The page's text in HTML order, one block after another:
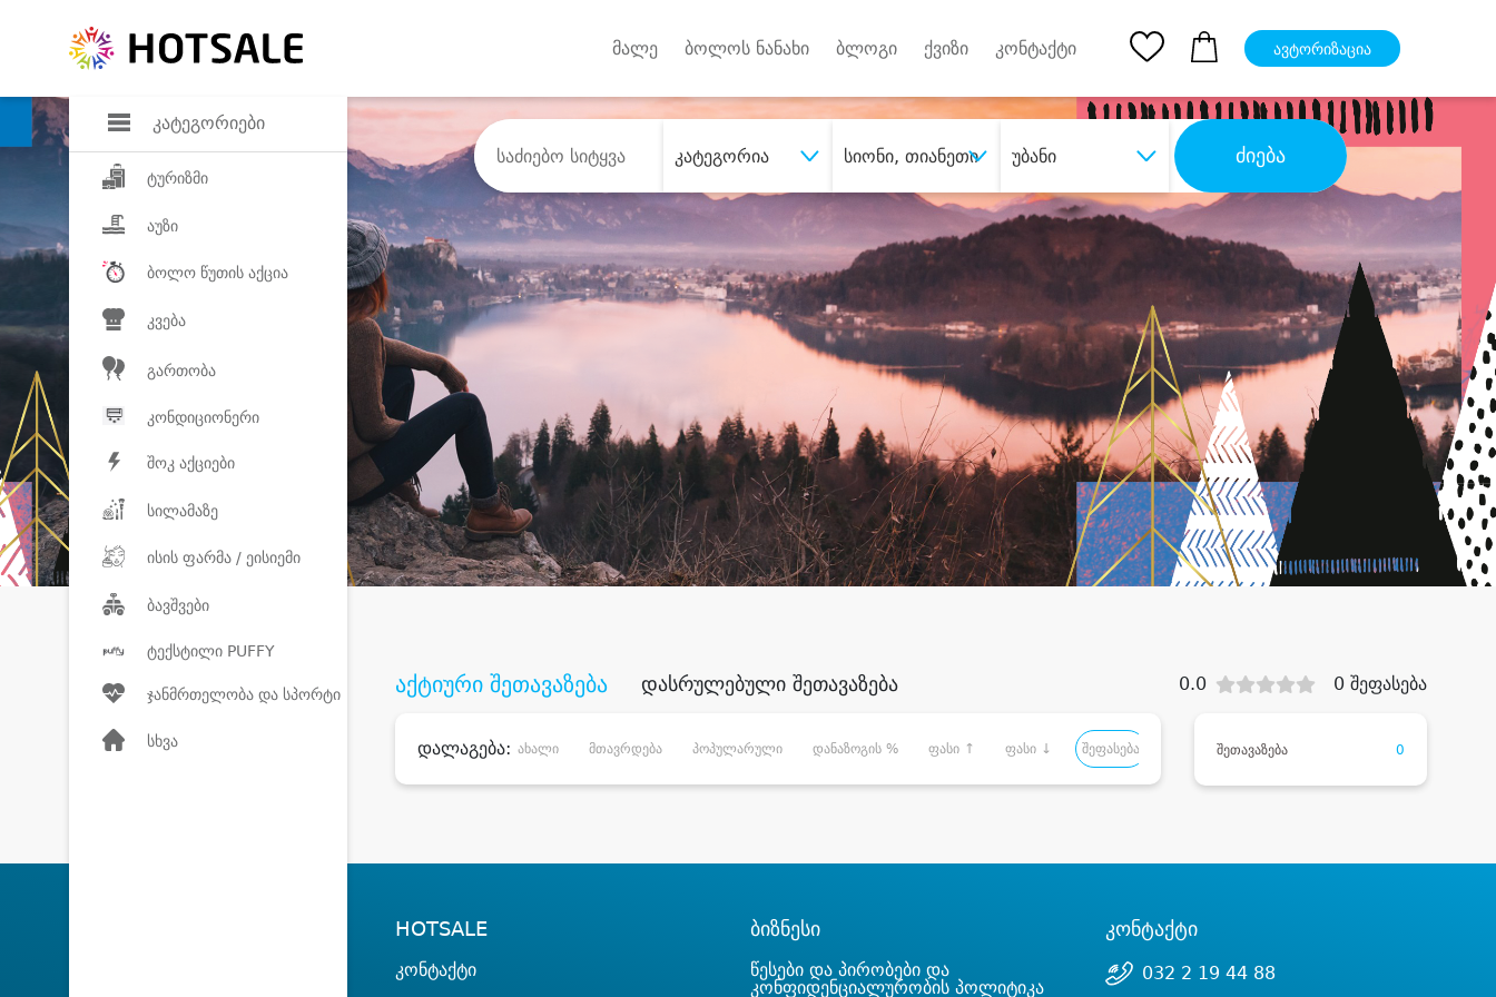
კატეგორიები
ტურიზმი
აუზი
ბოლო წუთის აქცია
კვება
გართობა
კონდიციონერი
შოკ აქციები
სილამაზე
ისის ფარმა / ეისიემი
ბავშვები
ტექსტილი PUFFY
ჯანმრთელობა და სპორტი
სხვა
მალე ბოლოს ნანახი ბლოგი ქვიზი კონტაქტი ავტორიზაცია
კატეგორია სიონი, თიანეთი უბანი ძიება
შეიძინესასურველი მომსახურება დიდი დანაზოგით
აქტიური შეთავაზება დასრულებული შეთავაზება 0.0 0 შეფასება
დალაგება: ახალი მთავრდება პოპულარული დანაზოგის % ფასი ↑ ფასი ↓ შეფასება შეთავაზება 0
HOTSALE
კონტაქტი
ბიზნესი
წესები და პირობები და
კონფიდენციალურობის პოლიტიკა
კონტაქტი
032 2 19 44 88